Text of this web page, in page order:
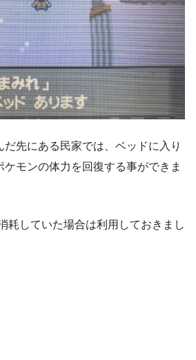
先にある民家では、ベッドに入り
モンの体力を回復する事ができま
耗していた場合は利用しておきまし